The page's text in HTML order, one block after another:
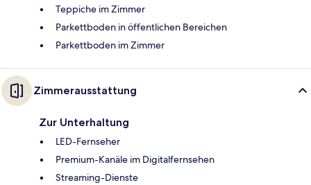
Teppiche im Zimmer
Parkettboden in öffentlichen Bereichen
Parkettboden im Zimmer
Zimmerausstattung
Zur Unterhaltung
LED-Fernseher
Premium-Kanäle im Digitalfernsehen
Streaming-Dienste